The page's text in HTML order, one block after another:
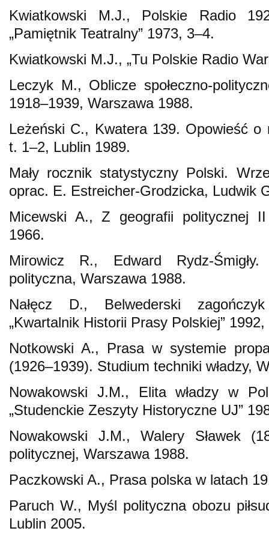
Kwiatkowski M.J., Polskie Radio
„Pamiętnik Teatralny” 1973, 3–4.
Kwiatkowski M.J., „Tu Polskie Radio
Leczyk M., Oblicze społeczno-
1918–1939, Warszawa 1988.
Leżeński C., Kwatera 139. Opowieść o
t. 1–2, Lublin 1989.
Mały rocznik statystyczny Polski.
oprac. E. Estreicher-Grodzicka, Ludwik
Micewski A., Z geografii politycznej II
1966.
Mirowicz R., Edward Rydz-
polityczna, Warszawa 1988.
Nałęcz D., Belwederski
„Kwartalnik Historii Prasy Polskiej”
Notkowski A., Prasa w systemie
(1926–1939). Studium techniki władzy,
Nowakowski J.M., Elita władzy w
„Studenckie Zeszyty Historyczne UJ”
Nowakowski J.M., Walery Sławek
politycznej, Warszawa 1988.
Paczkowski A., Prasa polska w latach
Paruch W., Myśl polityczna obozu
Lublin 2005.